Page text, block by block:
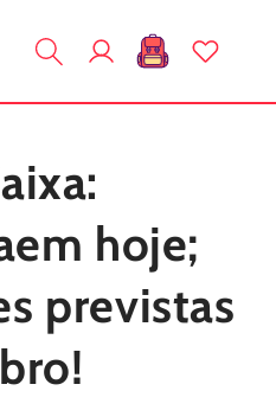
login
Carrinho
hoje;
previstas